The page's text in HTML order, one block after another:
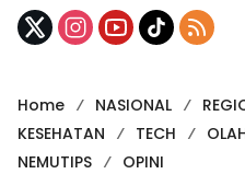
Home NASIONAL
KESEHATAN
TECH
NEMUTIPS
OPINI